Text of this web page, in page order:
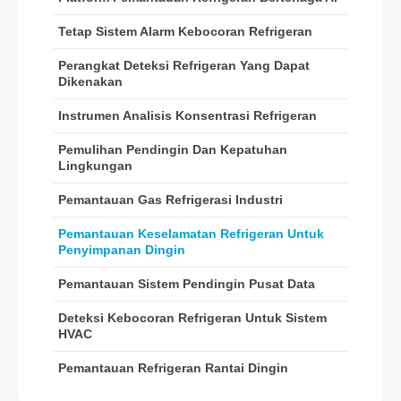
Tetap Sistem Alarm Kebocoran Refrigeran
Perangkat Deteksi Refrigeran Yang Dapat
Dikenakan
Instrumen Analisis Konsentrasi Refrigeran
Pemulihan Pendingin Dan Kepatuhan
Lingkungan
Pemantauan Gas Refrigerasi Industri
Pemantauan Keselamatan Refrigeran Untuk
Penyimpanan Dingin
Pemantauan Sistem Pendingin Pusat Data
Deteksi Kebocoran Refrigeran Untuk Sistem
HVAC
Pemantauan Refrigeran Rantai Dingin
Produk panas
Sensor R290
Sensor R454B
Sensor R410
Sensor R454B
Deteksi kebocoran refrigeran untuk
sistem HVAC
Pemantauan Sistem Pendingin Pusat